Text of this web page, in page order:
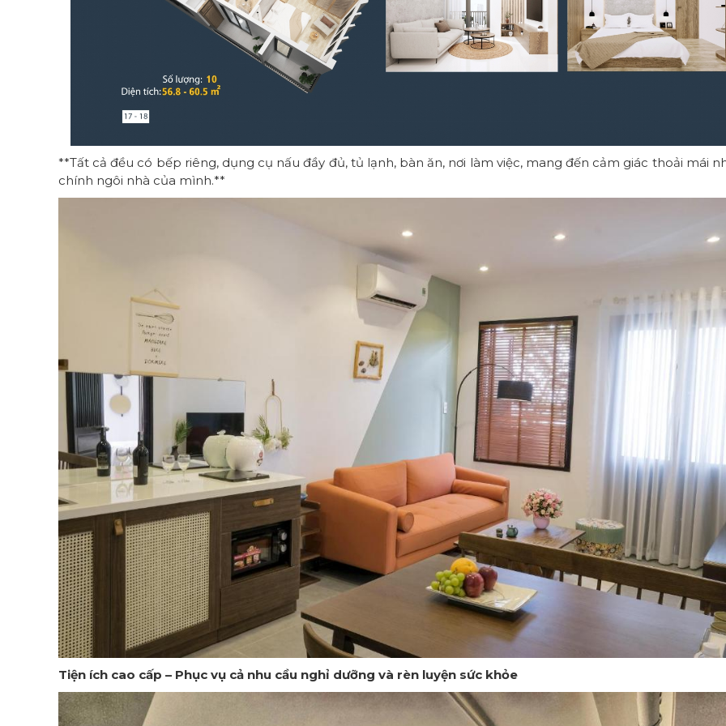
**Tất cả đều có bếp riêng, dụng cụ nấu đầy đủ, tủ lạnh, bàn ăn, nơi làm việc, mang đến cảm giác thoải mái
chính ngôi nhà của mình.**
Tiện ích cao cấp – Phục vụ cả nhu cầu nghỉ dưỡng và rèn luyện sức khỏe